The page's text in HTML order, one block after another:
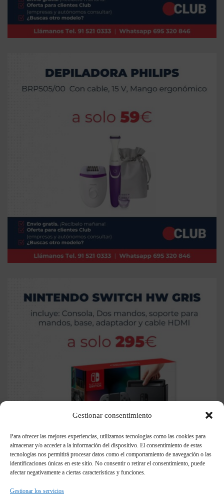
Gestionar consentimiento
Para ofrecer las mejores experiencias, utilizamos tecnologías como las cookies para
almacenar y/o acceder a la información del dispositivo. El consentimiento de estas
tecnologías nos permitirá procesar datos como el comportamiento de navegación o las
identificaciones únicas en este sitio. No consentir o retirar el consentimiento, puede
afectar negativamente a ciertas características y funciones.
Gestionar los servicios